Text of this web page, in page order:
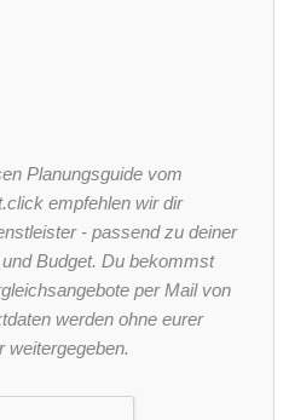
Planungsguide vom
empfehlen wir dir
- passend zu deiner
Budget. Du bekommst
per Mail von
werden ohne eurer
weitergegeben.